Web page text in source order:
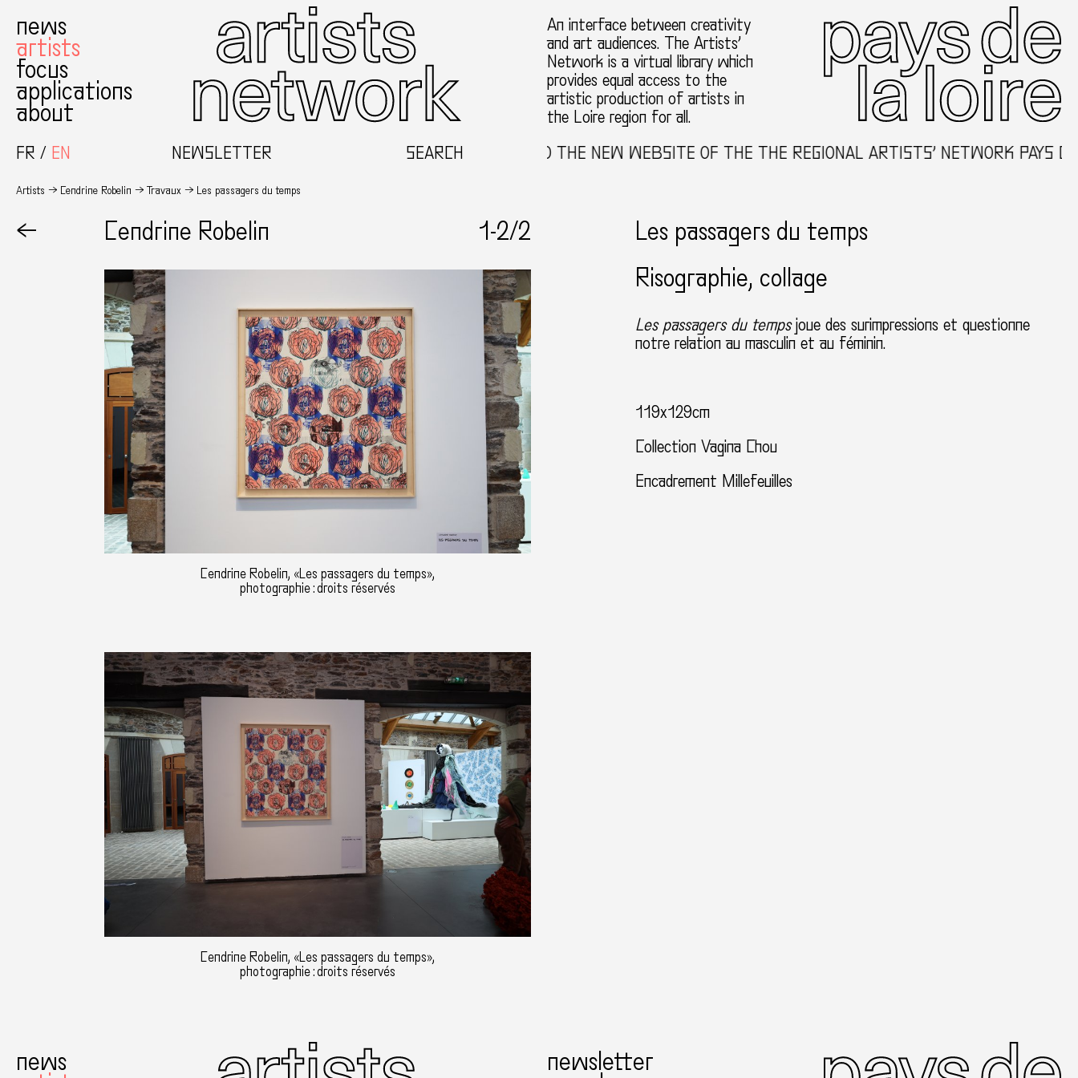
news
artists
focus
applications
about
An interface between creativity
and art audiences. The Artists’
Network is a virtual library which
provides equal access to the
artistic production of artists in
the Loire region for all.
FR
EN NEWSLETTER SEARCHWELCOME TO THE NEW WEBSITE OF THE THE REGIONAL ARTISTS’ NETWORK PAYS
Artists Cendrine Robelin Travaux Les passagers du temps
← Cendrine Robelin 1-2/2
Cendrine Robelin, «Les passagers du temps»,
photographie : droits réservés
Cendrine Robelin, «Les passagers du temps»,
photographie : droits réservés
Les passagers du temps
Risographie, collage
Les passagers du tempsjoue des surimpressions et questionne
notre relation au masculin et au féminin.
119x129cm
Collection Vagina Chou
Encadrement Millefeuilles
news newsletter